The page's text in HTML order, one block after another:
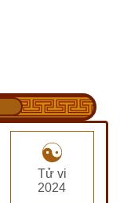
Tử vi
2024